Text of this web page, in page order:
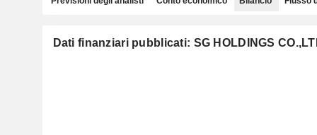
Dati finanziari pubblicati: SG HOLDINGS